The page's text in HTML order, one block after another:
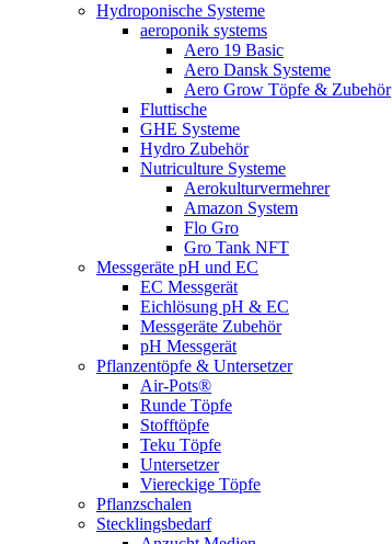
Hydroponische Systeme
aeroponik systems
Aero 19 Basic
Aero Dansk Systeme
Aero Grow Töpfe & Zubehör
Fluttische
GHE Systeme
Hydro Zubehör
Nutriculture Systeme
Aerokulturvermehrer
Amazon System
Flo Gro
Gro Tank NFT
Messgeräte pH und EC
EC Messgerät
Eichlösung pH & EC
Messgeräte Zubehör
pH Messgerät
Pflanzentöpfe & Untersetzer
Air-Pots®
Runde Töpfe
Stofftöpfe
Teku Töpfe
Untersetzer
Viereckige Töpfe
Pflanzschalen
Stecklingsbedarf